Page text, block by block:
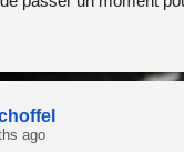
ago